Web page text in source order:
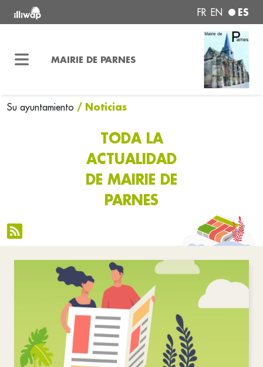
FR EN ES
MAIRIE DE PARNES
Su ayuntamiento / Noticias
TODA LA
ACTUALIDAD
DE MAIRIE DE
PARNES